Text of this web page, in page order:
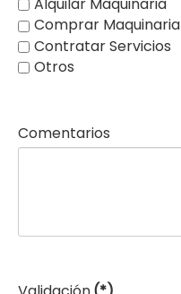
Alquilar Maquinaria
Comprar Maquinaria
Contratar Servicios
Otros
Comentarios